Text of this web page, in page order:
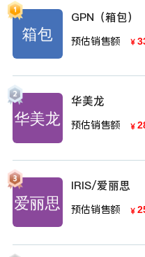
GPN（箱包）
预估销售额 ￥
华美龙
预估销售额 ￥
IRIS/爱丽思
预估销售额 ￥